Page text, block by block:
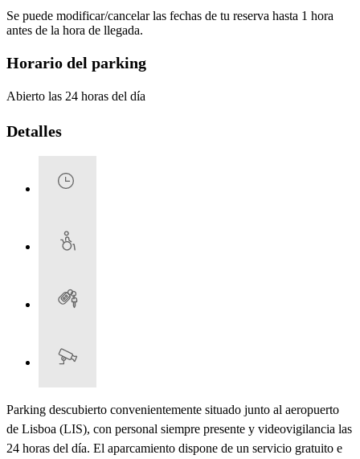
Se puede modificar/cancelar las fechas de tu reserva hasta 1 hora
antes de la hora de llegada.
Horario del parking
Abierto las 24 horas del día
Detalles
Parking descubierto convenientemente situado junto al aeropuerto
de Lisboa (LIS), con personal siempre presente y videovigilancia las
24 horas del día. El aparcamiento dispone de un servicio gratuito e